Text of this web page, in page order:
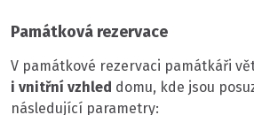
Památková rezervace
V památkové rezervaci památkáři
i vnitřní vzhled domu, kde jsou
následující parametry: